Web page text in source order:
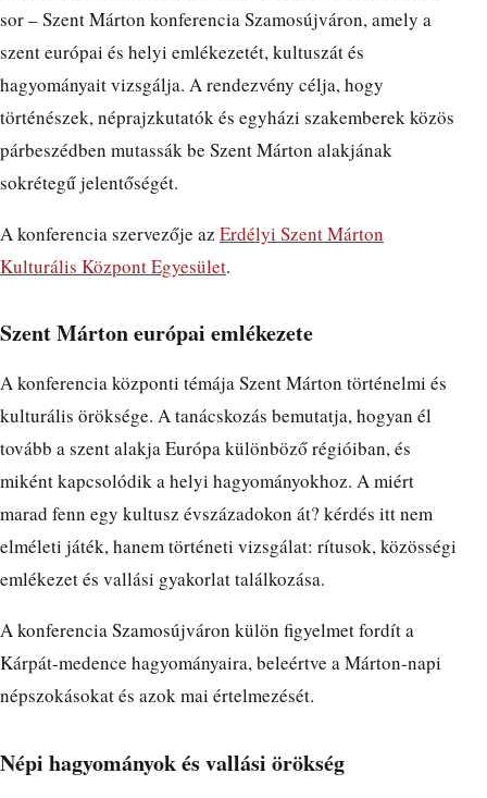
sor – Szent Márton konferencia Szamosújváron, amely a
szent európai és helyi emlékezetét, kultuszát és
hagyományait vizsgálja. A rendezvény célja, hogy
történészek, néprajzkutatók és egyházi szakemberek közös
párbeszédben mutassák be Szent Márton alakjának
sokrétegű jelentőségét.
A konferencia szervezője az Erdélyi Szent Márton
Kulturális Központ Egyesület.
Szent Márton európai emlékezete
A konferencia központi témája Szent Márton történelmi és
kulturális öröksége. A tanácskozás bemutatja, hogyan él
tovább a szent alakja Európa különböző régióiban, és
miként kapcsolódik a helyi hagyományokhoz. A miért
marad fenn egy kultusz évszázadokon át? kérdés itt nem
elméleti játék, hanem történeti vizsgálat: rítusok, közösségi
emlékezet és vallási gyakorlat találkozása.
A konferencia Szamosújváron külön figyelmet fordít a
Kárpát-medence hagyományaira, beleértve a Márton-napi
népszokásokat és azok mai értelmezését.
Népi hagyományok és vallási örökség